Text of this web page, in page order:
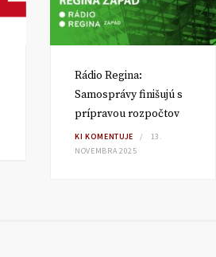
Rádio Regina:
Samosprávy finišujú s
prípravou rozpočtov
KI KOMENTUJE
13.
NOVEMBRA 2025